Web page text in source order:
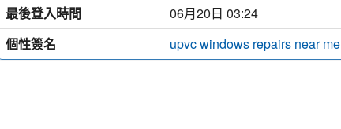
最後登入時間
06月20日 03:24
個性簽名
upvc windows repairs near me